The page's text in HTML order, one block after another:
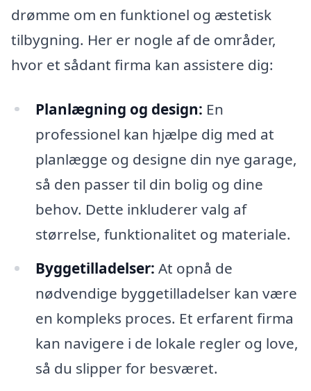
drømme om en funktionel og æstetisk
tilbygning. Her er nogle af de områder,
hvor et sådant firma kan assistere dig:
Planlægning og design: En
professionel kan hjælpe dig med at
planlægge og designe din nye garage,
så den passer til din bolig og dine
behov. Dette inkluderer valg af
størrelse, funktionalitet og materiale.
Byggetilladelser: At opnå de
nødvendige byggetilladelser kan være
en kompleks proces. Et erfarent firma
kan navigere i de lokale regler og love,
så du slipper for besværet.